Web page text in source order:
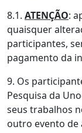
8.1. ATENÇÃO:
quaisquer
participantes,
pagamento da
9. Os
Pesquisa da
seus trabalhos
outro evento de